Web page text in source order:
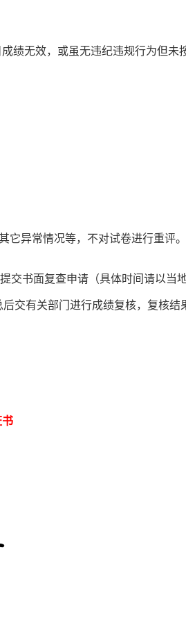
绩无效，或虽无违纪违规行为但未
异常情况等，不对试卷进行重评。
交书面复查申请（具体时间请以当
交有关部门进行成绩复核，复核结
书